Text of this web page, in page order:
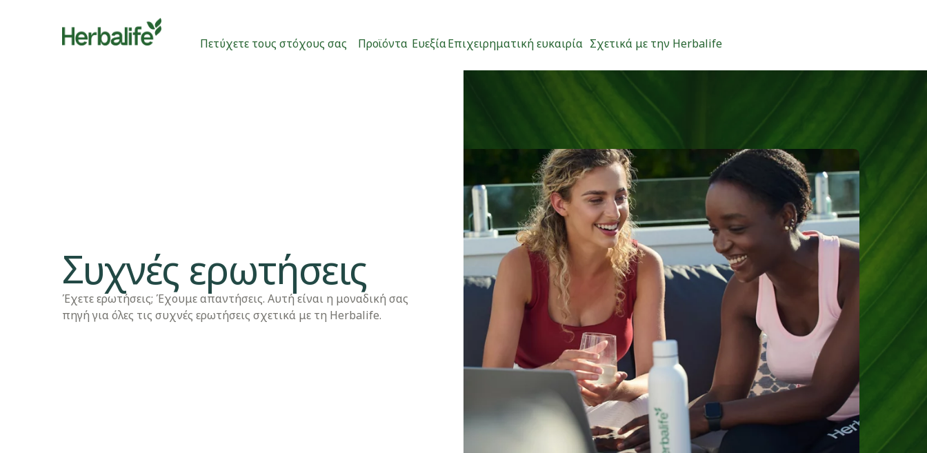
Πετύχετε τους στόχους σας Προϊόντα ΕυεξίαΕπιχειρηματική ευκαιρία Σχετικά με την Herbalife
Συχνές ερωτήσεις
Έχετε ερωτήσεις; Έχουμε απαντήσεις. Αυτή είναι η μοναδική σας
πηγή για όλες τις συχνές ερωτήσεις σχετικά με τη Herbalife.